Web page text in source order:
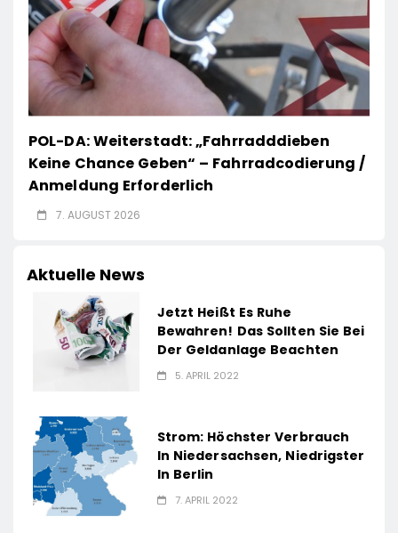
POL-DA: Weiterstadt: „Fahrradddieben
Keine Chance Geben“ – Fahrradcodierung /
Anmeldung Erforderlich
7. AUGUST 2026
Aktuelle News
Jetzt Heißt Es Ruhe
Bewahren! Das Sollten Sie Bei
Der Geldanlage Beachten
5. APRIL 2022
Strom: Höchster Verbrauch
In Niedersachsen, Niedrigster
In Berlin
7. APRIL 2022